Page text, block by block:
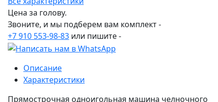
Цена за голову.
Звоните, и мы подберем вам комплект -
+7 910 553-98-83 или пишите -
Описание
Характеристики
Прямострочная одноигольная машина челночного